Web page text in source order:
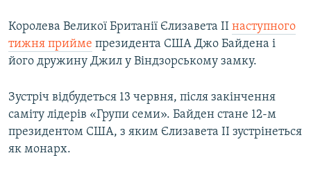
Королева Великої Британії Єлизавета ІІ наступного
тижня прийме президента США Джо Байдена і
його дружину Джил у Віндзорському замку.
Зустріч відбудеться 13 червня, після закінчення
саміту лідерів «Групи семи». Байден стане 12-м
президентом США, з яким Єлизавета ІІ зустрінеться
як монарх.